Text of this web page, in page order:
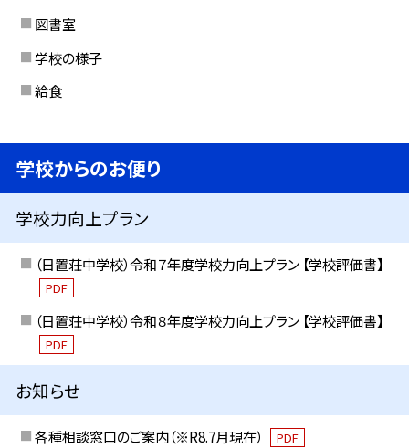
図書室
学校の様子
給食
学校からのお便り
学校力向上プラン
（日置荘中学校）令和７年度学校力向上プラン 【学校評価書】
PDF
（日置荘中学校）令和８年度学校力向上プラン 【学校評価書】
PDF
お知らせ
各種相談窓口のご案内（※R8.7月現在） PDF